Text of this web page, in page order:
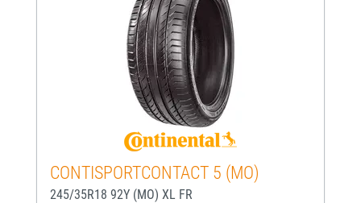
CONTISPORTCONTACT 5 (MO)
245/35R18 92Y (MO) XL FR